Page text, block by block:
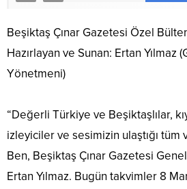
Beşiktaş Çınar Gazetesi Özel
​Hazırlayan ve Sunan: Ertan Yılmaz
Yönetmeni)
“Değerli Türkiye ve Beşiktaşlılar,
izleyiciler ve sesimizin ulaştığı
Ben, Beşiktaş Çınar Gazetesi
Ertan Yılmaz. Bugün takvimler 8